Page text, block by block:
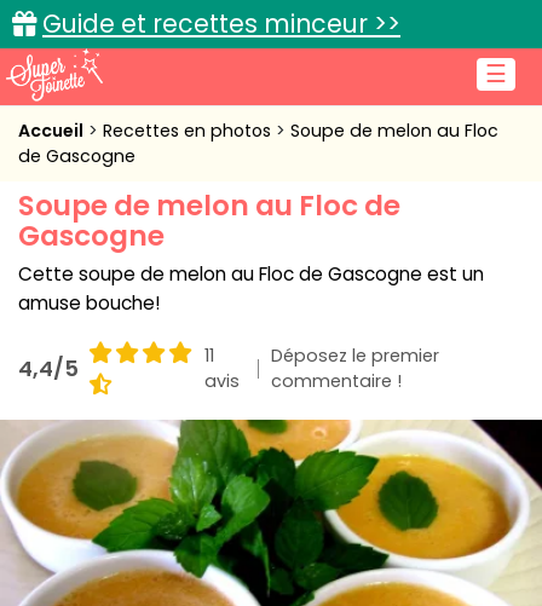
☰
Guide et recettes minceur >>
Accueil
Cuisine pratique
L'actu cuisine
Accueil Recettes en photos
Soupe de melon au Floc
de Gascogne
Soupe de melon au Floc de
Gascogne
Cette soupe de melon au Floc de Gascogne est un
amuse bouche!
4,4/5
11
avis
Déposez le premier
commentaire !